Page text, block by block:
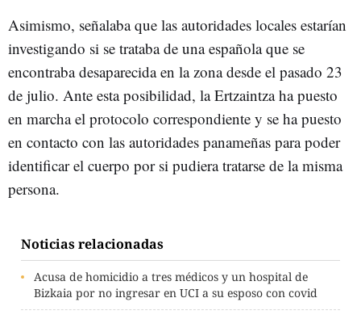
Asimismo, señalaba que las autoridades locales estarían
investigando si se trataba de una española que se
encontraba desaparecida en la zona desde el pasado 23
de julio. Ante esta posibilidad, la Ertzaintza ha puesto
en marcha el protocolo correspondiente y se ha puesto
en contacto con las autoridades panameñas para poder
identificar el cuerpo por si pudiera tratarse de la misma
persona.
Noticias relacionadas
Acusa de homicidio a tres médicos y un hospital de
Bizkaia por no ingresar en UCI a su esposo con covid